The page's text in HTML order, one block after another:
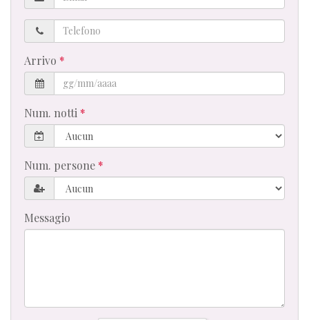
Telefono
Arrivo
Num. notti
Num. persone
Messagio